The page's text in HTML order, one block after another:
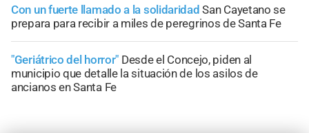
Con un fuerte llamado a la solidaridad San Cayetano se
prepara para recibir a miles de peregrinos de Santa Fe
"Geriátrico del horror" Desde el Concejo, piden al
municipio que detalle la situación de los asilos de
ancianos en Santa Fe